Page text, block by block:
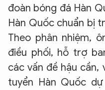
đoàn bóng đá Hàn
Hàn Quốc chuẩn bị
Theo phân nhiệm,
điều phối, hỗ trợ
các vấn đề hậu cần,
tuyển Hàn Quốc